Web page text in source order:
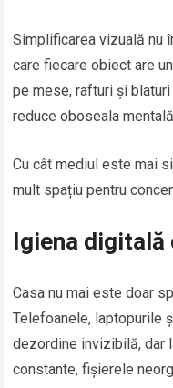
Simplificarea vizuală nu
care fiecare obiect are
pe mese, rafturi și
reduce oboseala
Cu cât mediul este mai
mult spațiu pentru
Igiena digitală
Casa nu mai este doar
Telefoanele, laptopurile
dezordine invizibilă, dar
constante, fișierele